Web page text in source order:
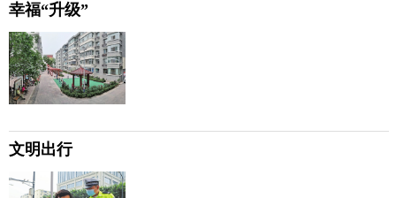
幸福“升级”
文明出行